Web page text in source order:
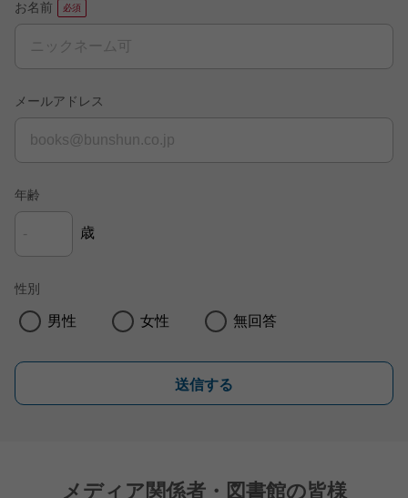
お名前
メールアドレス
年齢
歳
性別
男性 女性 無回答
送信する
メディア関係者・図書館の皆様